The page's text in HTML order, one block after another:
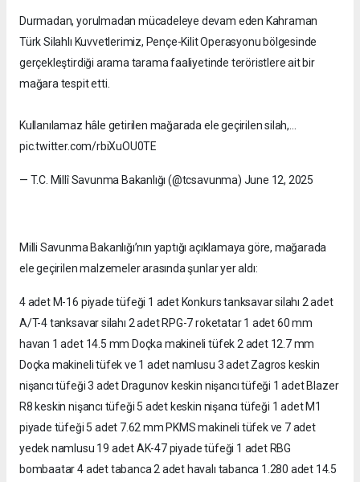
Durmadan, yorulmadan mücadeleye devam eden Kahraman
Türk Silahlı Kuvvetlerimiz, Pençe-Kilit Operasyonu bölgesinde
gerçekleştirdiği arama tarama faaliyetinde teröristlere ait bir
mağara tespit etti.
Kullanılamaz hâle getirilen mağarada ele geçirilen silah,…
pic.twitter.com/rbiXuOU0TE
— T.C. Millî Savunma Bakanlığı (@tcsavunma) June 12, 2025
Milli Savunma Bakanlığı’nın yaptığı açıklamaya göre, mağarada
ele geçirilen malzemeler arasında şunlar yer aldı:
4 adet M-16 piyade tüfeği 1 adet Konkurs tanksavar silahı 2 adet
A/T-4 tanksavar silahı 2 adet RPG-7 roketatar 1 adet 60 mm
havan 1 adet 14.5 mm Doçka makineli tüfek 2 adet 12.7 mm
Doçka makineli tüfek ve 1 adet namlusu 3 adet Zagros keskin
nişancı tüfeği 3 adet Dragunov keskin nişancı tüfeği 1 adet Blazer
R8 keskin nişancı tüfeği 5 adet keskin nişancı tüfeği 1 adet M1
piyade tüfeği 5 adet 7.62 mm PKMS makineli tüfek ve 7 adet
yedek namlusu 19 adet AK-47 piyade tüfeği 1 adet RBG
bombaatar 4 adet tabanca 2 adet havalı tabanca 1.280 adet 14.5